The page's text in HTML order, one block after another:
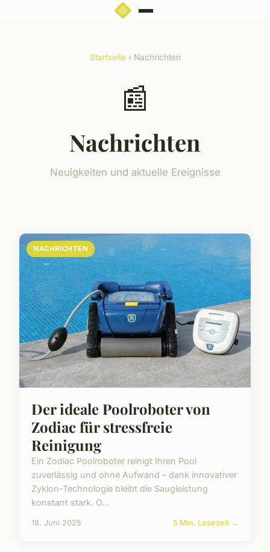
Startseite› Nachrichten
📰
Nachrichten
Neuigkeiten und aktuelle Ereignisse
NACHRICHTEN
Der ideale Poolroboter von
Zodiac für stressfreie
Reinigung
Ein Zodiac Poolroboter reinigt Ihren Pool
zuverlässig und ohne Aufwand – dank innovativer
Zyklon-Technologie bleibt die Saugleistung
konstant stark. O...
18. Juni 2025 5 Min. Lesezeit →